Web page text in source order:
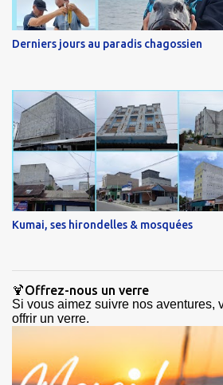
Derniers jours au paradis chagossien
Kumai, ses hirondelles & mosquées
🍹Offrez-nous un verre
Si vous aimez suivre nos aventures,
offrir un verre.